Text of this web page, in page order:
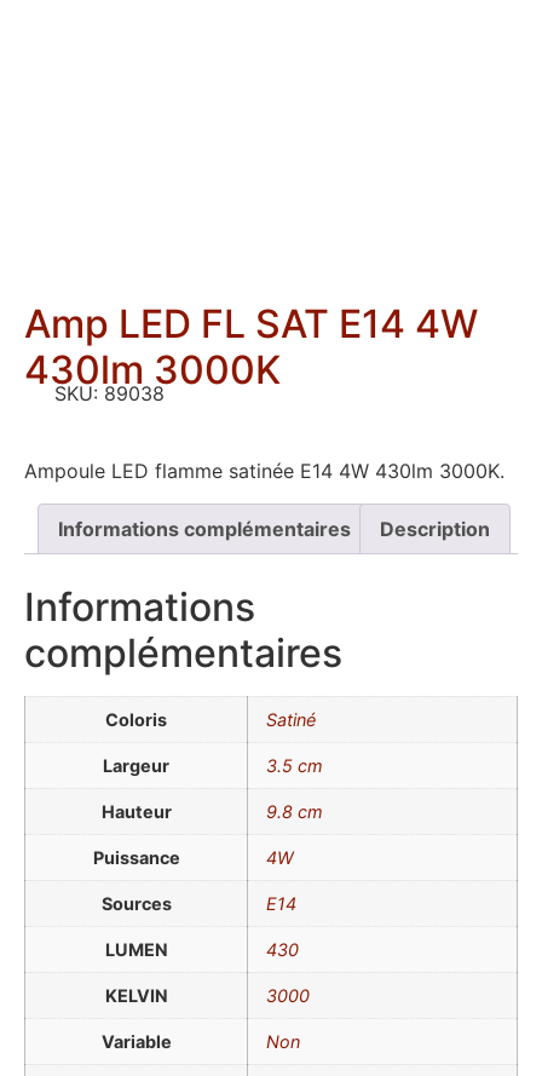
Amp LED FL SAT E14 4W
430lm 3000K
SKU: 89038
Ampoule LED flamme satinée E14 4W 430lm 3000K.
Informations complémentaires Description
Informations
complémentaires
Coloris Satiné
Largeur 3.5 cm
Hauteur 9.8 cm
Puissance 4W
Sources E14
LUMEN 430
KELVIN 3000
Variable Non